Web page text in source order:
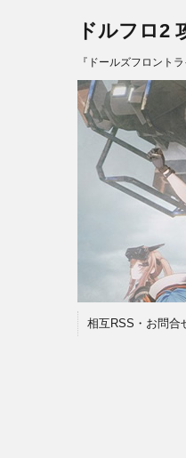
ドルフロ2
『ドールズフロント
相互RSS・お問合